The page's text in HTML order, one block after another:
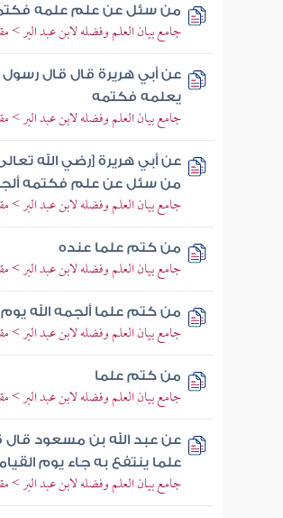
من سئل عن علم علمه فكتمه
جامع بيان العلم وفضله لابن عبد البر >
عن أبي هريرة قال قال
يعلمه فكتمه
جامع بيان العلم وفضله لابن عبد البر >
عن أبي هريرة [رضي الله
من سئل عن علم فكتمه
جامع بيان العلم وفضله لابن عبد البر >
من كتم علما عنده
جامع بيان العلم وفضله لابن عبد البر >
من كتم علما ألجمه الله يوم
جامع بيان العلم وفضله لابن عبد البر >
من كتم علما
جامع بيان العلم وفضله لابن عبد البر >
عن عبد الله بن مسعود قال
علما ينتفع به جاء يوم
جامع بيان العلم وفضله لابن عبد البر >